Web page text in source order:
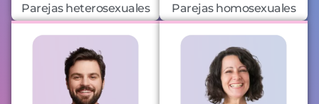
Parejas heterosexuales Parejas homosexuales